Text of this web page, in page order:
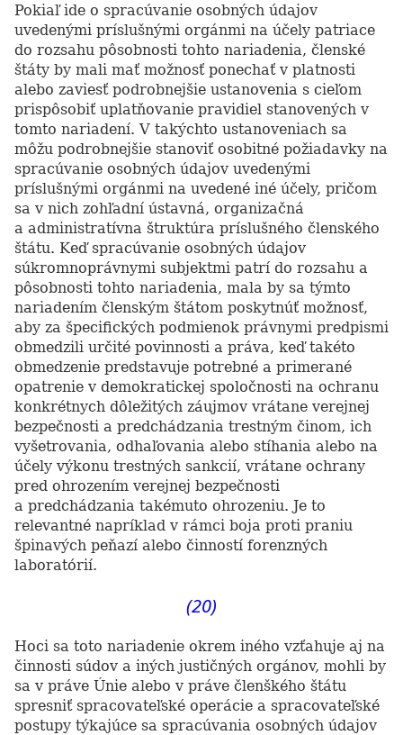
Pokiaľ ide o spracúvanie osobných údajov
uvedenými príslušnými orgánmi na účely patriace
do rozsahu pôsobnosti tohto nariadenia, členské
štáty by mali mať možnosť ponechať v platnosti
alebo zaviesť podrobnejšie ustanovenia s cieľom
prispôsobiť uplatňovanie pravidiel stanovených v
tomto nariadení. V takýchto ustanoveniach sa
môžu podrobnejšie stanoviť osobitné požiadavky na
spracúvanie osobných údajov uvedenými
príslušnými orgánmi na uvedené iné účely, pričom
sa v nich zohľadní ústavná, organizačná
a administratívna štruktúra príslušného členského
štátu. Keď spracúvanie osobných údajov
súkromnoprávnymi subjektmi patrí do rozsahu a
pôsobnosti tohto nariadenia, mala by sa týmto
nariadením členským štátom poskytnúť možnosť,
aby za špecifických podmienok právnymi predpismi
obmedzili určité povinnosti a práva, keď takéto
obmedzenie predstavuje potrebné a primerané
opatrenie v demokratickej spoločnosti na ochranu
konkrétnych dôležitých záujmov vrátane verejnej
bezpečnosti a predchádzania trestným činom, ich
vyšetrovania, odhaľovania alebo stíhania alebo na
účely výkonu trestných sankcií, vrátane ochrany
pred ohrozením verejnej bezpečnosti
a predchádzania takémuto ohrozeniu. Je to
relevantné napríklad v rámci boja proti praniu
špinavých peňazí alebo činností forenzných
laboratórií.
(20)
Hoci sa toto nariadenie okrem iného vzťahuje aj na
činnosti súdov a iných justičných orgánov, mohli by
sa v práve Únie alebo v práve členškého štátu
spresniť spracovateľské operácie a spracovateľské
postupy týkajúce sa spracúvania osobných údajov